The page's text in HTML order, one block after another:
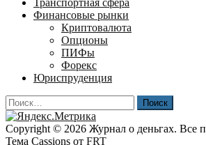
Транспортная сфера
Финансовые рынки
Криптовалюта
Опционы
ПИФы
Форекс
Юриспруденция
Найти:
Copyright © 2026 Журнал о деньгах. Все
Тема Cassions от FRT